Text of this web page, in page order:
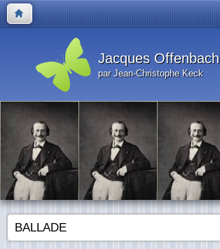
Jacques Offenbach
par Jean-Christophe Keck
BALLADE